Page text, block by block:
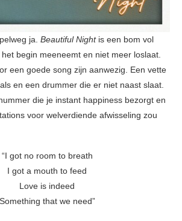
ja. Beautiful Nightis een bom vol
begin meeneemt en niet meer loslaat.
een goede song zijn aanwezig. Een vette
en een drummer die er niet naast slaat.
die je instant happiness bezorgt en
voor welverdiende afwisseling zou
“I got no room to breath
I got a mouth to feed
Love is indeed
Something that we need”